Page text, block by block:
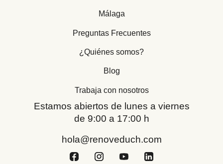
Málaga
Preguntas Frecuentes
¿Quiénes somos?
Blog
Trabaja con nosotros
Estamos abiertos de lunes a viernes
de 9:00 a 17:00 h
hola@renoveduch.com